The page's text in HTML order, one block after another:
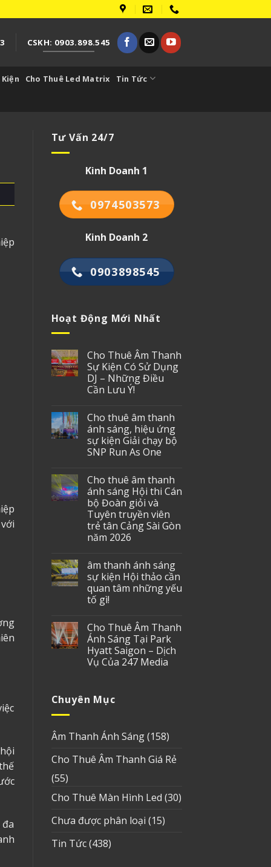
CSKH: 0903.898.545
Cho Thuê Led Matrix Tin Tức
Tư Vấn 24/7
Kinh Doanh 1
0974503573
Kinh Doanh 2
0903898545
Hoạt Động Mới Nhất
Cho Thuê Âm Thanh
Sự Kiện Có Sử Dụng
DJ – Những Điều
Cần Lưu Ý!
Cho thuê âm thanh
ánh sáng, hiệu ứng
sự kiện Giải chạy bộ
SNP Run As One
Cho thuê âm thanh
ánh sáng Hội thi Cán
bộ Đoàn giỏi và
Tuyên truyền viên
trẻ tân Cảng Sài Gòn
năm 2026
âm thanh ánh sáng
sự kiện Hội thảo cần
quan tâm những yếu
tố gì!
Cho Thuê Âm Thanh
Ánh Sáng Tại Park
Hyatt Saigon – Dịch
Vụ Của 247 Media
Chuyên Mục
Âm Thanh Ánh Sáng(158)
Cho Thuê Âm Thanh Giá Rẻ
(55)
Cho Thuê Màn Hình Led (30)
Chưa được phân loại (15)
Tin Tức(438)